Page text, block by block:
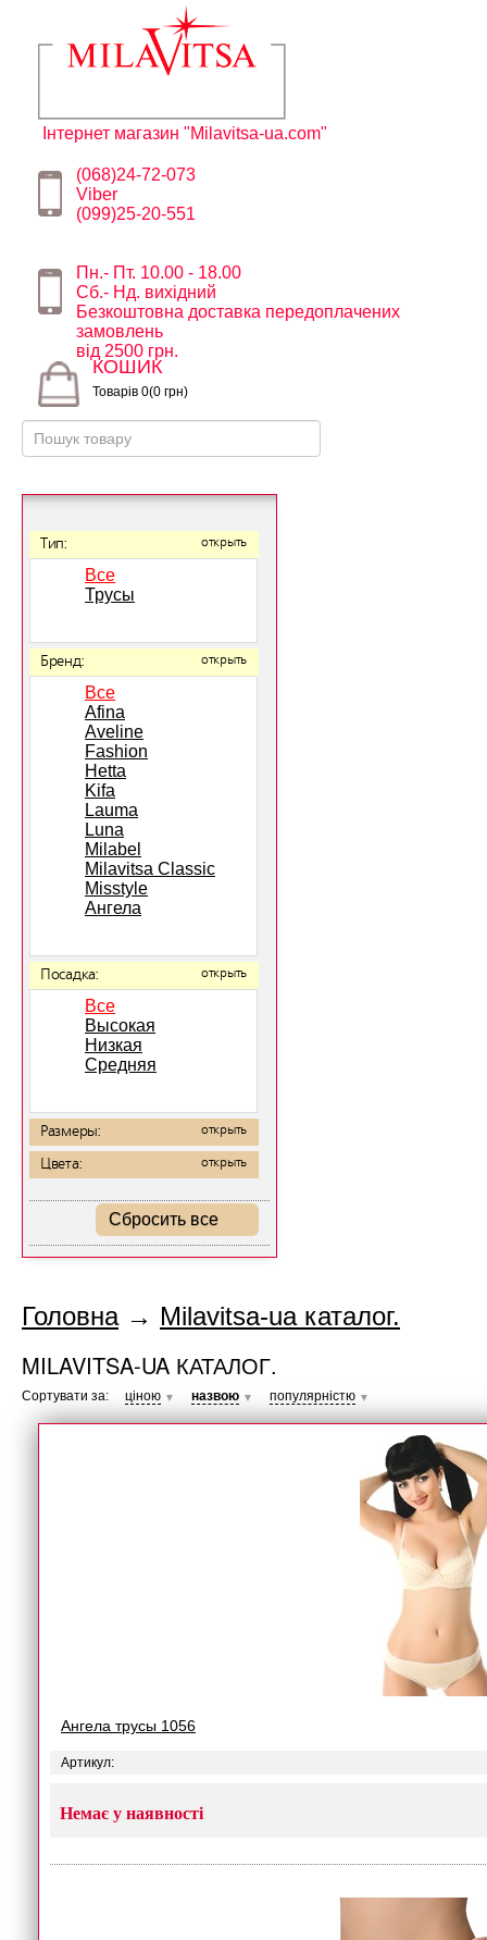
Інтернет магазин "Milavitsa-ua.com"
(068)24-72-073
Viber
(099)25-20-551
Пн.- Пт. 10.00 - 18.00
Сб.- Нд. вихідний
Безкоштовна доставка передоплачених
замовлень
від 2500 грн.
КОШИК
Товарів 0(0 грн)
Тип: открыть
Все
Трусы
Бренд: открыть
Все
Afina
Aveline
Fashion
Hetta
Kifa
Lauma
Luna
Milabel
Milavitsa Classic
Misstyle
Ангела
Посадка: открыть
Все
Высокая
Низкая
Средняя
Размеры: открыть
Цвета: открыть
Сбросить все
Головна→ Milavitsa-ua каталог.
MILAVITSA-UA КАТАЛОГ.
Сортувати за: ціною ▼ назвою ▼ популярністю ▼
Ангела трусы 1056
Артикул:
Немає у наявності